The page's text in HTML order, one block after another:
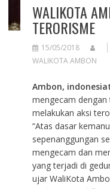
WALIKOTA
TERORISME
15/05/2018
WALIKOTA AMBON
Ambon,
mengecam
melakukan aksi
“Atas dasar
sepenanggungan
mengecam dan
yang terjadi di
ujar WaliKota